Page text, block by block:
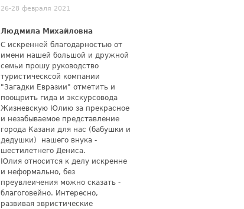
26-28 февраля 2021
Людмила Михайловна
С искренней благодарностью от
имени нашей большой и дружной
семьи прошу руководство
туристическсой компании
"Загадки Евразии" отметить и
поощрить гида и экскурсовода
Жизневскую Юлию за прекрасное
и незабываемое представление
города Казани для нас (бабушки и
дедушки) нашего внука -
шестилетнего Дениса.
Юлия относится к делу искренне
и неформально, без
преувлеичения можно сказать -
благоговейно. Интересно,
развивая эвристические